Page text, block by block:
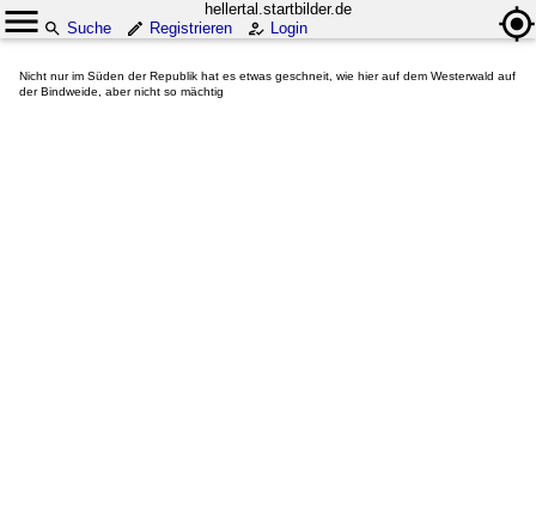
hellertal.startbilder.de
Suche
Registrieren Login
Nicht nur im Süden der Republik hat es etwas geschneit, wie hier auf dem Westerwald auf
der Bindweide, aber nicht so mächtig